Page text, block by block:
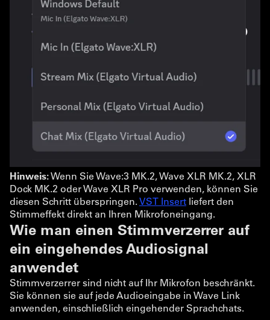
Hinweis:Wenn Sie Wave:3 MK.2, Wave XLR MK.2, XLR
Dock MK.2 oder Wave XLR Pro verwenden, können Sie
diesen Schritt überspringen.VST Insert liefert den
Stimmeffekt direkt an Ihren Mikrofoneingang.
Wie man einen Stimmverzerrer auf
ein eingehendes Audiosignal
anwendet
Stimmverzerrer sind nicht auf Ihr Mikrofon beschränkt.
Sie können sie auf jede Audioeingabe in Wave Link
anwenden, einschließlich eingehender Sprachchats.